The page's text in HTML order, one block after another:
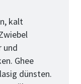
kalt
und
Ghee
dünsten.